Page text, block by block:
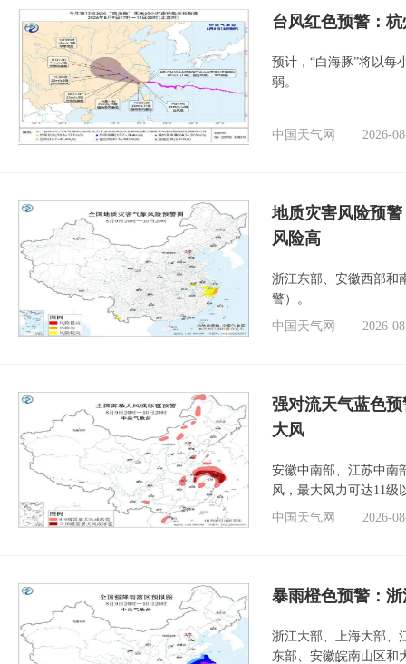
台风红色预警：
预计，“白海豚”将以每
弱。
中国天气网 2026-
地质灾害风险预
风险高
浙江东部、安徽西部和
警）。
中国天气网
2026-
强对流天气蓝色
大风
安徽中南部、江苏中南
风，最大风力可达11级
中国天气网
2026-
暴雨橙色预警：
浙江大部、上海大部、
东部、安徽皖南山区和